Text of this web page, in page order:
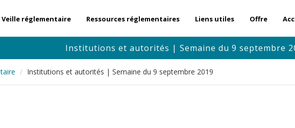
Veille réglementaire Ressources réglementaires Liens utiles Offre
Institutions et autorités | Semaine du 9 septembre
Institutions et autorités | Semaine du 9 septembre 2019